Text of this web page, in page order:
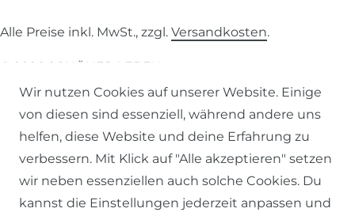
Alle Preise inkl. MwSt., zzgl. Versandkosten.
© 2026 SCHÖNER LEBEN.
Impressum Daten­schutz­erklärung AGB
Wir nutzen Cookies auf unserer Website. Einige
von diesen sind essenziell, während andere uns
helfen, diese Website und deine Erfahrung zu
verbessern. Mit Klick auf "Alle akzeptieren" setzen
wir neben essenziellen auch solche Cookies. Du
kannst die Einstellungen jederzeit anpassen und